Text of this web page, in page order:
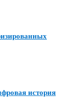
история